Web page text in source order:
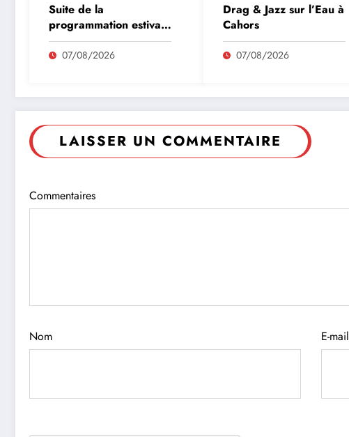
Suite de la
programmation estivale
des amis de l’abbaye
de Marcilhac sur Célé
07/08/2026
Drag & Jazz sur l’Eau à
Cahors
07/08/2026
LAISSER UN COMMENTAIRE
Commentaires
Nom E-mail